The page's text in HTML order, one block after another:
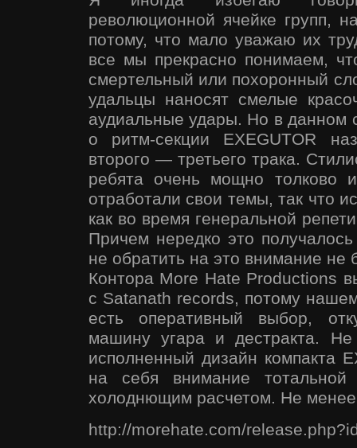
революционной ячейке групп,
потому, что мало уважаю их
все мы прекрасно понимаем,
смертельный или похоронный
удальцы наносят смелые
аудиальные удары. Но в данном
о ритм-секции EXEGUTOR
второго — третьего трака.
ребята очень мощно толково
отработали свои темы, так что
как во время генеральной
Причем нередко это
не обратить на это внимание не
Контора More Hate Productions
с Satanath records, потому
есть оперативный выбор,
машину угара и дестракта.
исполненный дизайн компакта
на себя внимание
холоднющим расчетом. Не
http://morehate.com/